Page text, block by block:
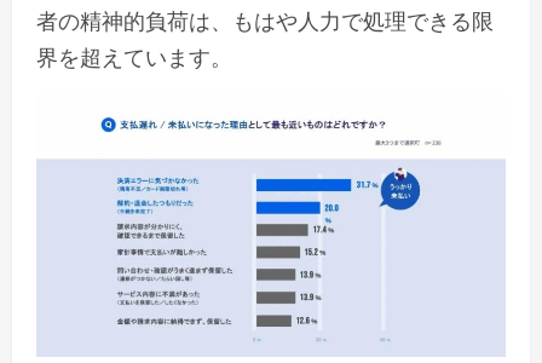
者の精神的負荷は、もはや人力で処理できる限
界を超えています。